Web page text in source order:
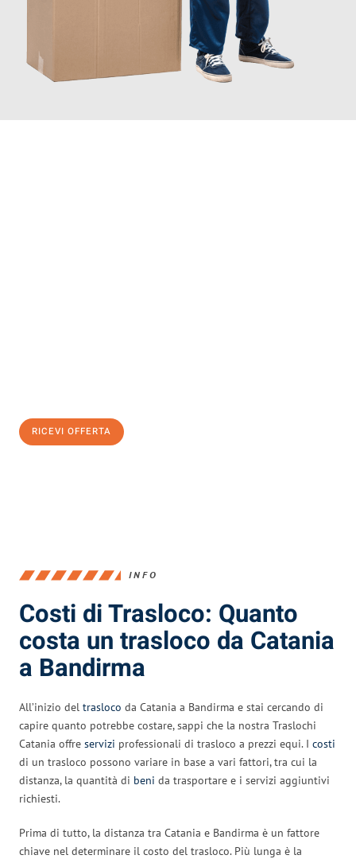
RICEVI OFFERTA
INFO
Costi di Trasloco: Quanto
costa un trasloco da Catania
a Bandirma
All’inizio del trasloco da Catania a Bandirma e stai cercando di
capire quanto potrebbe costare, sappi che la nostra Traslochi
Catania offre servizi professionali di trasloco a prezzi equi. I costi
di un trasloco possono variare in base a vari fattori, tra cui la
distanza, la quantità di beni da trasportare e i servizi aggiuntivi
richiesti.
Prima di tutto, la distanza tra Catania e Bandirma è un fattore
chiave nel determinare il costo del trasloco. Più lunga è la